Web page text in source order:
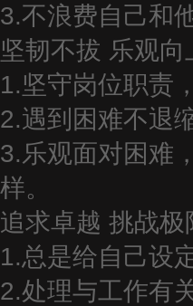
3.不浪费自己和
坚韧不拔 乐观向
1.坚守岗位职责
2.遇到困难不退
3.乐观面对困难
样。
追求卓越 挑战极
1.总是给自己设
2.处理与工作有